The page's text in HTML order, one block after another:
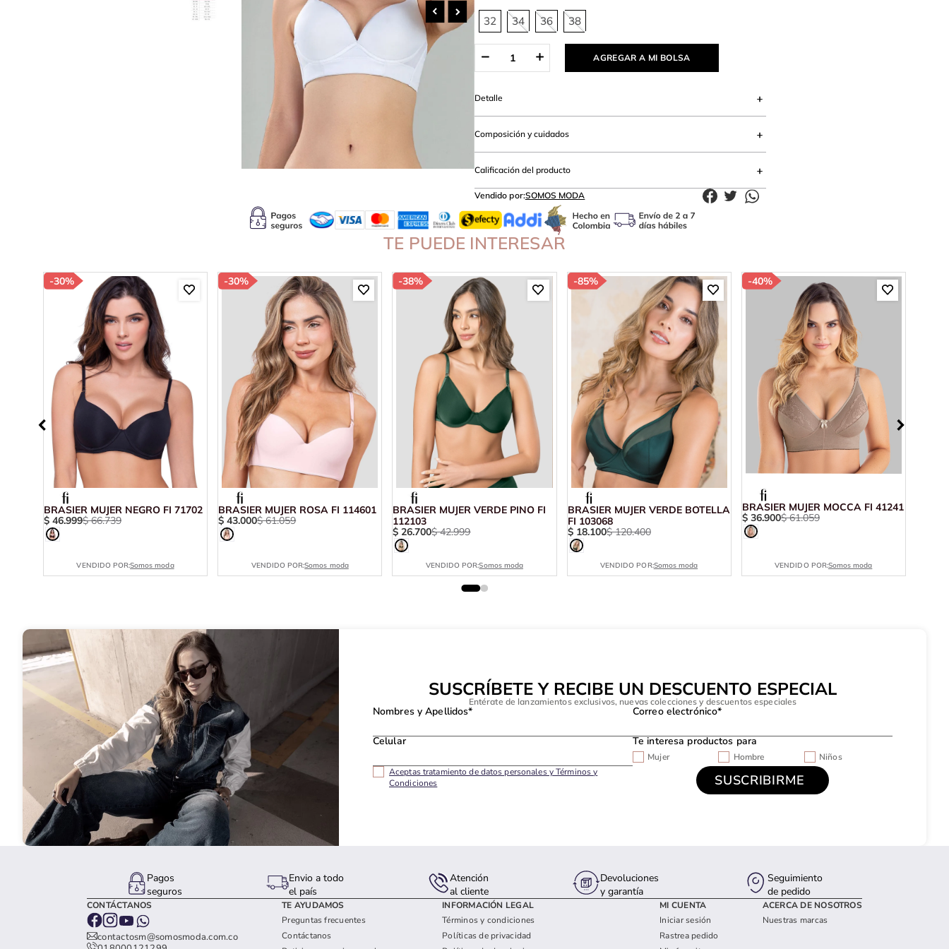
32 34 36 38
AGREGAR A MI BOLSA
Detalle
Composición y cuidados
Calificación del producto
Vendido por:SOMOS MODA
TE PUEDE INTERESAR
-30%
BRASIER MUJER NEGRO FI 71702
$ 46.999$ 66.739
VENDIDO POR:Somos moda
-30%
BRASIER MUJER ROSA FI 114601
$ 43.000$ 61.059
VENDIDO POR:Somos moda
-38%
BRASIER MUJER VERDE PINO FI
112103
$ 26.700$ 42.999
VENDIDO POR:Somos moda
-85%
BRASIER MUJER VERDE BOTELLA
FI 103068
$ 18.100$ 120.400
VENDIDO POR:Somos moda
-40%
BRASIER MUJER MOCCA FI 41241
$ 36.900$ 61.059
VENDIDO POR:Somos moda
SUSCRÍBETE Y RECIBE UN DESCUENTO ESPECIAL
Entérate de lanzamientos exclusivos, nuevas colecciones y descuentos especiales
Nombres y Apellidos* Correo electrónico*
Celular Te interesa productos para
Mujer Hombre
Niños
Aceptas tratamiento de datos personales y Términos y
Condiciones
Pagos
seguros
Envio a todo
el país
Atención
al cliente
Devoluciones
y garantía
Seguimiento
de pedido
CONTÁCTANOS
contactosm@somosmoda.com.co
TE AYUDAMOS
Preguntas frecuentes
Contáctanos
INFORMACIÓN LEGAL
Términos y condiciones
Políticas de privacidad
MI CUENTA
Iniciar sesión
Rastrea pedido
ACERCA DE NOSOTROS
Nuestras marcas
. camibuzo